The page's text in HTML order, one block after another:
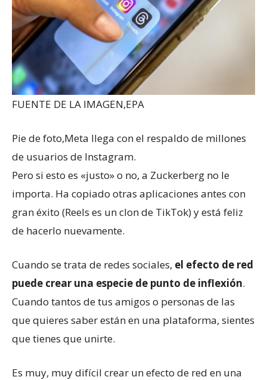
FUENTE DE LA IMAGEN,EPA
Pie de foto,Meta llega con el respaldo de millones
de usuarios de Instagram.
Pero si esto es «justo» o no, a Zuckerberg no le
importa. Ha copiado otras aplicaciones antes con
gran éxito (Reels es un clon de TikTok) y está feliz
de hacerlo nuevamente.
Cuando se trata de redes sociales, el efecto de red
puede crear una especie de punto de inflexión.
Cuando tantos de tus amigos o personas de las
que quieres saber están en una plataforma, sientes
que tienes que unirte.
Es muy, muy difícil crear un efecto de red en una